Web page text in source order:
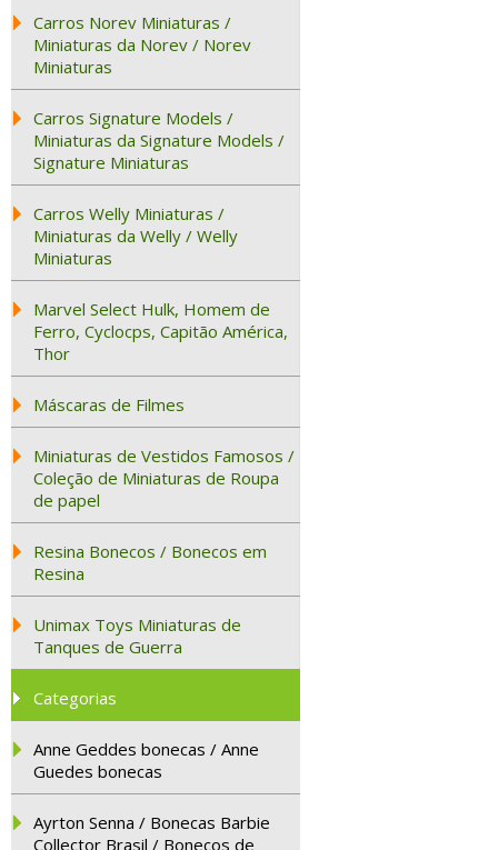
Carros Norev Miniaturas /
Miniaturas da Norev / Norev
Miniaturas
Carros Signature Models /
Miniaturas da Signature Models /
Signature Miniaturas
Carros Welly Miniaturas /
Miniaturas da Welly / Welly
Miniaturas
Marvel Select Hulk, Homem de
Ferro, Cyclocps, Capitão América,
Thor
Máscaras de Filmes
Miniaturas de Vestidos Famosos /
Coleção de Miniaturas de Roupa
de papel
Resina Bonecos / Bonecos em
Resina
Unimax Toys Miniaturas de
Tanques de Guerra
Categorias
Anne Geddes bonecas / Anne
Guedes bonecas
Ayrton Senna / Bonecas Barbie
Collector Brasil / Bonecos de